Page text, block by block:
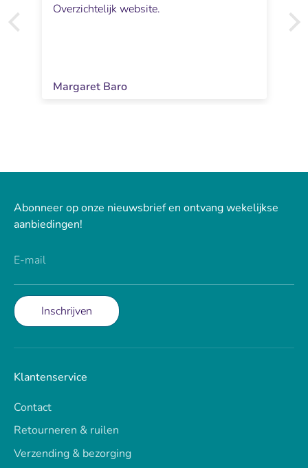
Overzichtelijk website.
Margaret Baro
Abonneer op onze nieuwsbrief en ontvang wekelijkse
aanbiedingen!
E-mail
Inschrijven
Klantenservice
Contact
Retourneren & ruilen
Verzending & bezorging